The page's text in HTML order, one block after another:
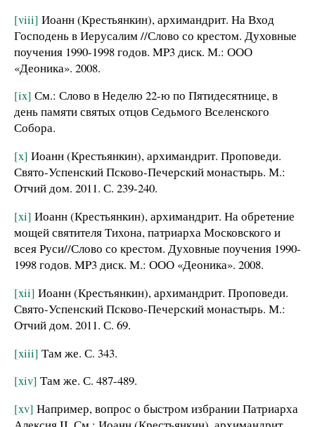
[viii] Иоанн (Крестьянкин), архимандрит. На Вход
Господень в Иерусалим //Слово со крестом. Духовные
поучения 1990-1998 годов. MP3 диск. М.: ООО
«Деоника». 2008.
[ix] См.: Слово в Неделю 22-ю по Пятидесятнице, в
день памяти святых отцов Седьмого Вселенского
Собора.
[x] Иоанн (Крестьянкин), архимандрит. Проповеди.
Свято-Успенский Псково-Печерский монастырь. М.:
Отчий дом. 2011. С. 239-240.
[xi] Иоанн (Крестьянкин), архимандрит. На обретение
мощей святителя Тихона, патриарха Московского и
всея Руси//Слово со крестом. Духовные поучения 1990-
1998 годов. MP3 диск. М.: ООО «Деоника». 2008.
[xii] Иоанн (Крестьянкин), архимандрит. Проповеди.
Свято-Успенский Псково-Печерский монастырь. М.:
Отчий дом. 2011. С. 69.
[xiii] Там же. С. 343.
[xiv] Там же. С. 487-489.
[xv] Например, вопрос о быстром избрании Патриарха